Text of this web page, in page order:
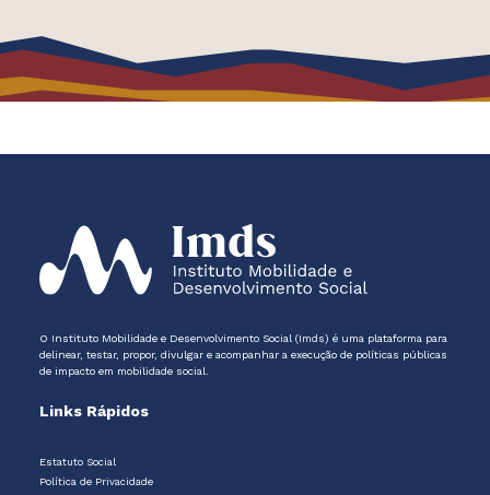
O Instituto Mobilidade e Desenvolvimento Social (Imds) é uma plataforma para
delinear, testar, propor, divulgar e acompanhar a execução de políticas públicas
de impacto em mobilidade social.
Links Rápidos
Estatuto Social
Política de Privacidade